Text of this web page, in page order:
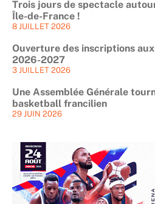
Trois jours de spectacle
Île-de-France !
8 JUILLET 2026
Ouverture des inscriptions
2026-2027
3 JUILLET 2026
Une Assemblée Générale
basketball francilien
29 JUIN 2026